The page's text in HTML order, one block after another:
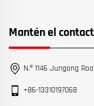
Mantén el
N.º 1146 Jungong
+86-13310197068